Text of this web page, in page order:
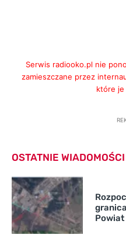
Serwis radiooko.pl nie
zamieszczane przez
które je
OSTATNIE WIADOMOŚCI
Powiat